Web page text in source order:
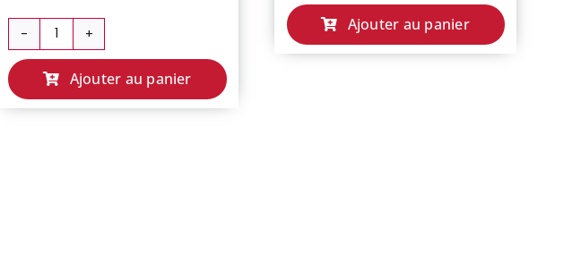
quantité
de
PAVE
DE
Ajouter au panier
de
AIGUILLETTE
DE
Ajouter au panier